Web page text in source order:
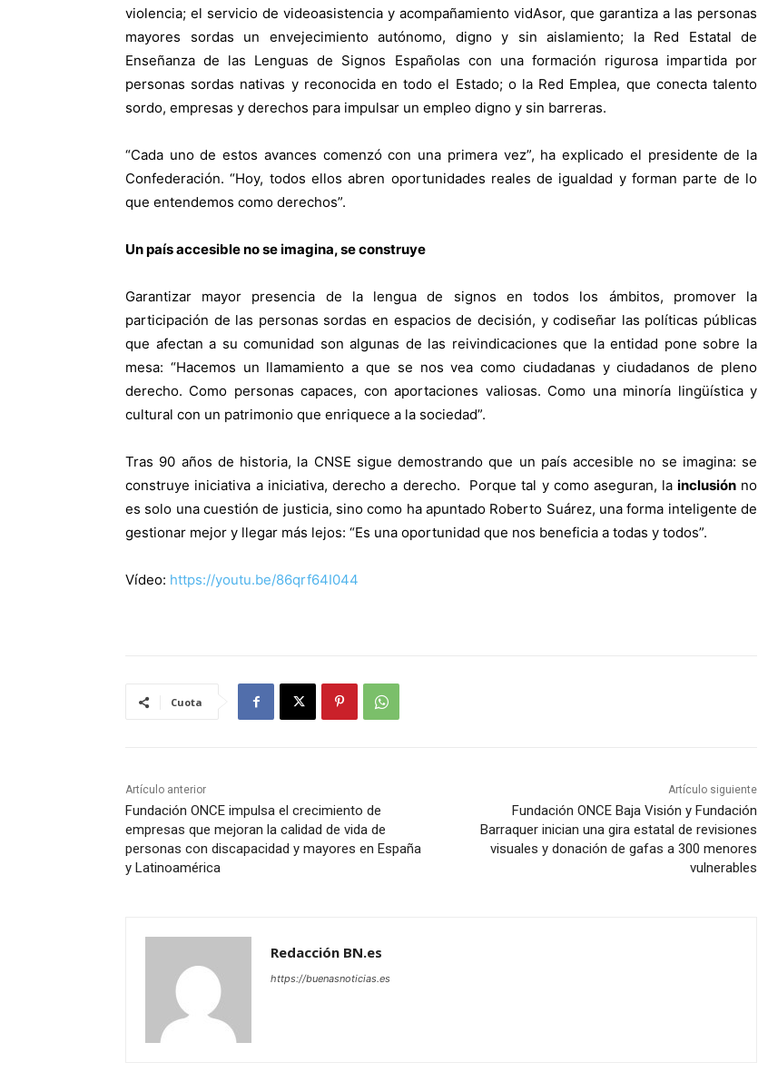
violencia; el servicio de videoasistencia y acompañamiento vidAsor, que garantiza a las personas
mayores sordas un envejecimiento autónomo, digno y sin aislamiento; la Red Estatal de
Enseñanza de las Lenguas de Signos Españolas con una formación rigurosa impartida por
personas sordas nativas y reconocida en todo el Estado; o la Red Emplea, que conecta talento
sordo, empresas y derechos para impulsar un empleo digno y sin barreras.
“Cada uno de estos avances comenzó con una primera vez”, ha explicado el presidente de la
Confederación. “Hoy, todos ellos abren oportunidades reales de igualdad y forman parte de lo
que entendemos como derechos”.
Un país accesible no se imagina, se construye
Garantizar mayor presencia de la lengua de signos en todos los ámbitos, promover la
participación de las personas sordas en espacios de decisión, y codiseñar las políticas públicas
que afectan a su comunidad son algunas de las reivindicaciones que la entidad pone sobre la
mesa: “Hacemos un llamamiento a que se nos vea como ciudadanas y ciudadanos de pleno
derecho. Como personas capaces, con aportaciones valiosas. Como una minoría lingüística y
cultural con un patrimonio que enriquece a la sociedad”.
Tras 90 años de historia, la CNSE sigue demostrando que un país accesible no se imagina: se
construye iniciativa a iniciativa, derecho a derecho. Porque tal y como aseguran, la inclusiónno
es solo una cuestión de justicia, sino como ha apuntado Roberto Suárez, una forma inteligente de
gestionar mejor y llegar más lejos: “Es una oportunidad que nos beneficia a todas y todos”.
Vídeo: https://youtu.be/86qrf64I044
Cuota
Artículo anterior
Fundación ONCE impulsa el crecimiento de
empresas que mejoran la calidad de vida de
personas con discapacidad y mayores en España
y Latinoamérica
Artículo siguiente
Fundación ONCE Baja Visión y Fundación
Barraquer inician una gira estatal de revisiones
visuales y donación de gafas a 300 menores
vulnerables
Redacción BN.es
https://buenasnoticias.es